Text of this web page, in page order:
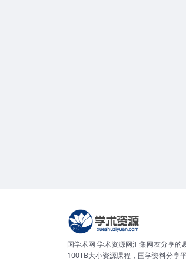
国学术网 学术资源网汇集网友分享
100TB大小资源课程，国学资料分享